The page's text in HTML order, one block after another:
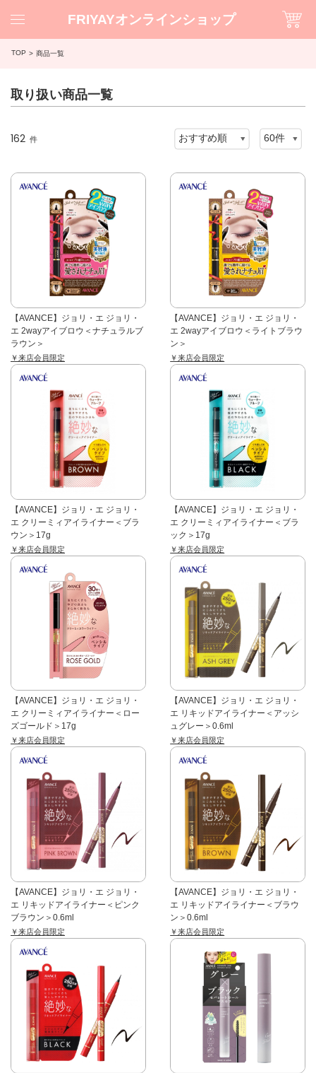
FRIYAYオンラインショップ
TOP 商品一覧
取り扱い商品一覧
162 件
【AVANCE】ジョリ・エ ジョリ・
エ 2wayアイブロウ＜ナチュラルブ
ラウン＞
￥来店会員限定
【AVANCE】ジョリ・エ ジョリ・
エ 2wayアイブロウ＜ライトブラウ
ン＞
￥来店会員限定
【AVANCE】ジョリ・エ ジョリ・
エ クリーミィアイライナー＜ブラ
ウン＞17g
￥来店会員限定
【AVANCE】ジョリ・エ ジョリ・
エ クリーミィアイライナー＜ブラ
ック＞17g
￥来店会員限定
【AVANCE】ジョリ・エ ジョリ・
エ クリーミィアイライナー＜ロー
ズゴールド＞17g
￥来店会員限定
【AVANCE】ジョリ・エ ジョリ・
エ リキッドアイライナー＜アッシ
ュグレー＞0.6ml
￥来店会員限定
【AVANCE】ジョリ・エ ジョリ・
エ リキッドアイライナー＜ピンク
ブラウン＞0.6ml
￥来店会員限定
【AVANCE】ジョリ・エ ジョリ・
エ リキッドアイライナー＜ブラウ
ン＞0.6ml
￥来店会員限定